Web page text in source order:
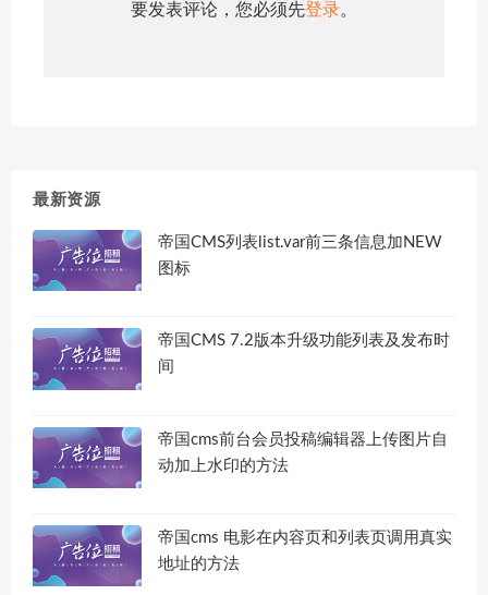
要发表评论，您必须先登录。
最新资源
帝国CMS列表list.var前三条信息加NEW
图标
帝国CMS 7.2版本升级功能列表及发布时
间
帝国cms前台会员投稿编辑器上传图片自
动加上水印的方法
帝国cms 电影在内容页和列表页调用真实
地址的方法